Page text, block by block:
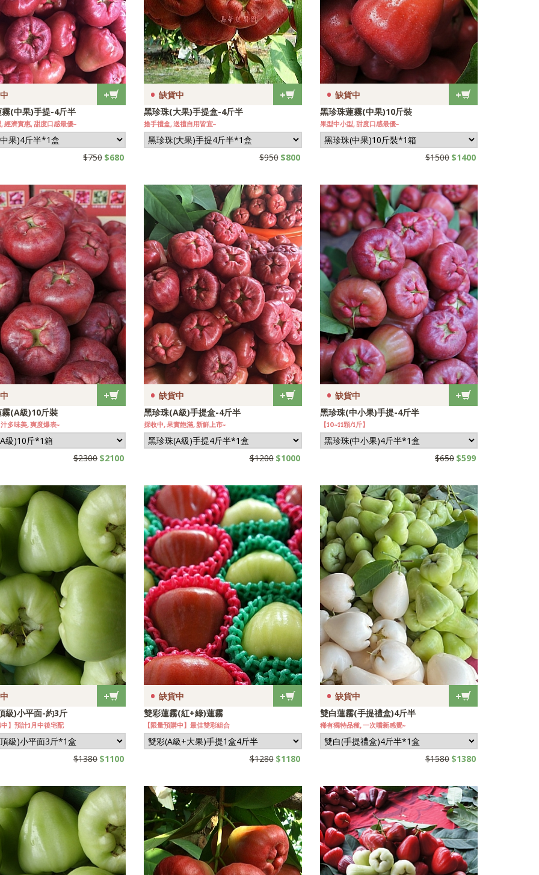
+
(中果)手提-4斤半
經濟實惠, 甜度口感最優~
$750 $680
+
• 缺貨中
黑珍珠(大果)手提盒-4斤半
搶手禮盒, 送禮自用皆宜~
$950 $800
+
• 缺貨中
黑珍珠蓮霧(中果)10斤裝
果型中小型, 甜度口感最優~
$1500 $1400
+
(A級)10斤裝
多味美, 爽度爆表~
$2300 $2100
+
• 缺貨中
黑珍珠(A級)手提盒-4斤半
採收中, 果實飽滿, 新鮮上市~
$1200 $1000
+
• 缺貨中
黑珍珠(中小果)手提-4斤半
【10~11顆/1斤】
$650 $599
+
級)小平面-約3斤
】預計1月中後宅配
$1380 $1100
+
• 缺貨中
雙彩蓮霧(紅+綠)蓮霧
【限量預購中】最佳雙彩組合
$1280 $1180
+
• 缺貨中
雙白蓮霧(手提禮盒)4斤半
稀有獨特品種, 一次嚐新感覺~
$1580 $1380